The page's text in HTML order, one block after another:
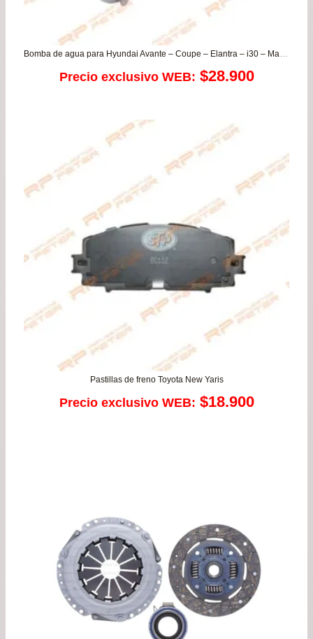
Bomba de agua para Hyundai Avante – Coupe – Elantra – i30 – Matrix – Trajet – Tucson / Kia Carens – Optima – Sportage BENCINA
Precio exclusivo WEB: $28.900
Pastillas de freno Toyota New Yaris
Precio exclusivo WEB: $18.900